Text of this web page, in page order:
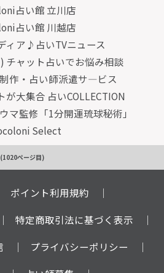
占い館 立川店
占い館 川越店
ィア♪占いTVニュース
チャット占いでお悩み相談
作・占い師派遣サ―ビス
大集合 占いCOLLECTION
マ監修「1分開運琉球秘術」
Select
ページ目)
ポイント利用規約
特定商取引法に基づく表示
プライバシーポリシー